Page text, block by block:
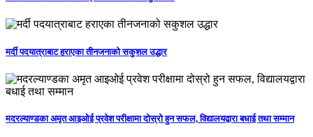
मर्दी पदयात्राबाट हराएका तीनजनाको सकुशल उद्धार
मदरल्याण्डका अमृत आइओई प्रवेश परीक्षामा दोस्रो हुन सफल, विद्यालयद्वारा बधाई तथा सम्मान